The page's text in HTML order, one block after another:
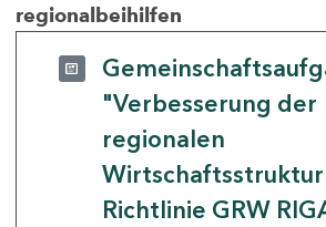
regionalbeihilfen
"Verbesserung der
regionalen
Richtlinie GRW